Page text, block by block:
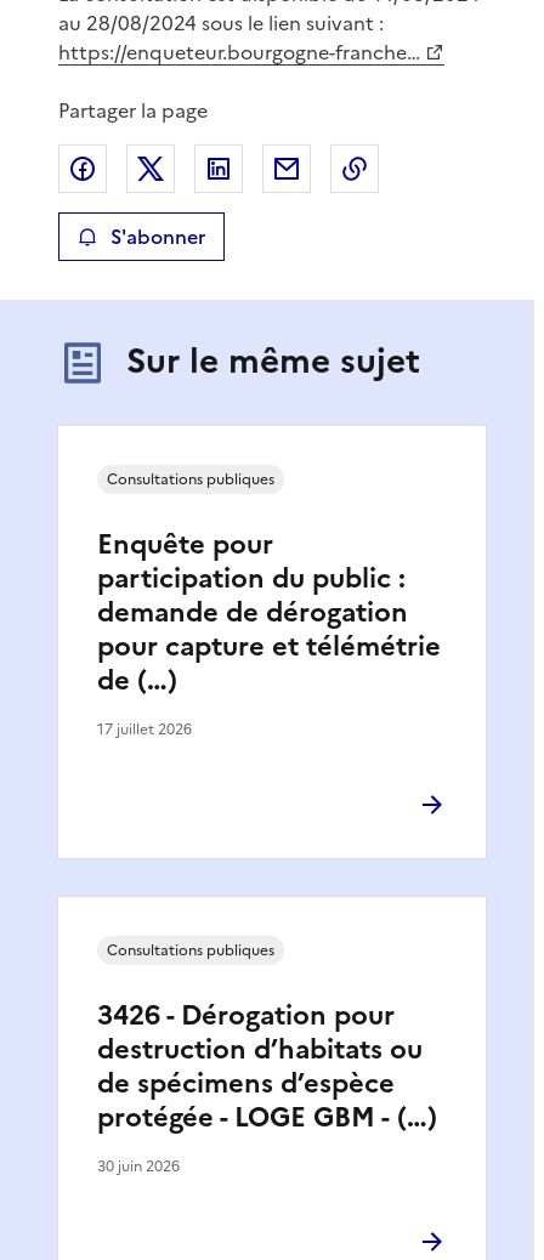
au 28/08/2024 sous le lien suivant :
https://enqueteur.bourgogne-franche…
Partager la page
Partager sur Facebook
Partager sur XPartager sur LinkedIn
Partager par email
S'abonner
Sur le même sujet
Enquête pour
participation du public :
demande de dérogation
pour capture et télémétrie
de (…)
Consultations publiques
17 juillet 2026
3426 - Dérogation pour
destruction d’habitats ou
de spécimens d’espèce
protégée - LOGE GBM - (…)
Consultations publiques
30 juin 2026